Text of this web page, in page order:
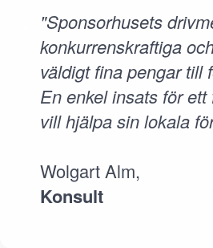
"Sponsorhusets
konkurrenskraftiga
väldigt fina pengar till
En enkel insats för
vill hjälpa sin lokala
Wolgart Alm,
Konsult